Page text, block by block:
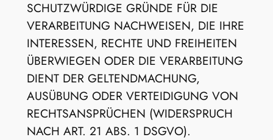
SCHUTZWÜRDIGE GRÜNDE FÜR DIE
VERARBEITUNG NACHWEISEN, DIE IHRE
INTERESSEN, RECHTE UND FREIHEITEN
ÜBERWIEGEN ODER DIE VERARBEITUNG
DIENT DER GELTENDMACHUNG,
AUSÜBUNG ODER VERTEIDIGUNG VON
RECHTSANSPRÜCHEN (WIDERSPRUCH
NACH ART. 21 ABS. 1 DSGVO).